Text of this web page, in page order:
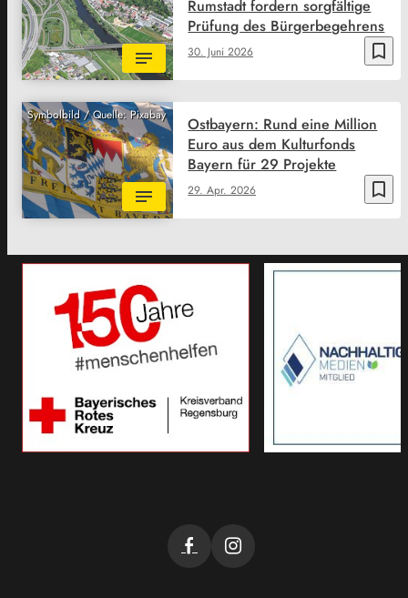
bookmark_border
30. Juni 2026
Rumstadt fordern sorgfältige
Prüfung des Bürgerbegehrens
Symbolbild / Quelle: Pixabay
bookmark_border
29. Apr. 2026
Ostbayern: Rund eine Million
Euro aus dem Kulturfonds
Bayern für 29 Projekte